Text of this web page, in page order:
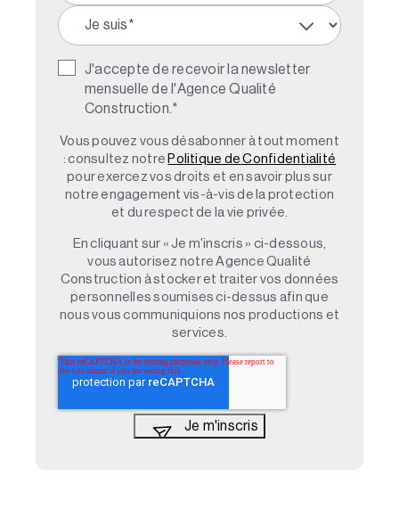
J'accepte de recevoir la newsletter
mensuelle de l'Agence Qualité
Construction. *
Vous pouvez vous désabonner à tout moment
: consultez notre Politique de Confidentialité
pour exercez vos droits et en savoir plus sur
notre engagement vis-à-vis de la protection
et du respect de la vie privée.
En cliquant sur « Je m'inscris » ci-dessous,
vous autorisez notre Agence Qualité
Construction à stocker et traiter vos données
personnelles soumises ci-dessus afin que
nous vous communiquions nos productions et
services.